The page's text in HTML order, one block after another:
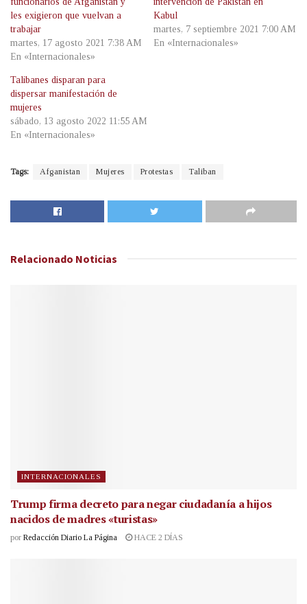
les exigieron que vuelvan a
trabajar
martes, 17 agosto 2021 7:38 AM
En «Internacionales»
Kabul
martes, 7 septiembre 2021 7:00 AM
En «Internacionales»
Talibanes disparan para
dispersar manifestación de
mujeres
sábado, 13 agosto 2022 11:55 AM
En «Internacionales»
Tags: Afganistan Mujeres Protestas Taliban
Relacionado Noticias
INTERNACIONALES
Trump firma decreto para negar ciudadanía a hijos
nacidos de madres «turistas»
por Redacción Diario La Página HACE 2 DÍAS